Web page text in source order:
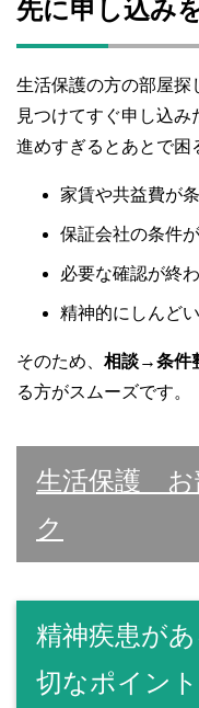
先に申し込み
生活保護の方の部屋探
見つけてすぐ申し込
進めすぎるとあとで困
家賃や共益費が
保証会社の条件
必要な確認が終
精神的にしんど
そのため、 相談→条件
る方がスムーズです。
生活保護 お
ク
精神疾患が
切なポイント